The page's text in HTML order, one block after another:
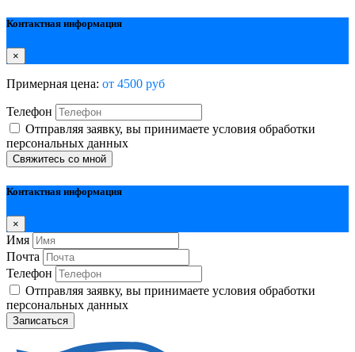
Контактная информация
×
Примерная цена: от 4500 руб
Телефон
Отправляя заявку, вы принимаете условия обработки
персональных данных
Свяжитесь со мной
Контактная информация
×
Имя
Почта
Телефон
Отправляя заявку, вы принимаете условия обработки
персональных данных
Записаться